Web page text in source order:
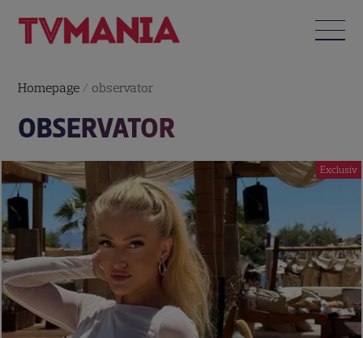
Homepage / observator
OBSERVATOR
Exclusiv